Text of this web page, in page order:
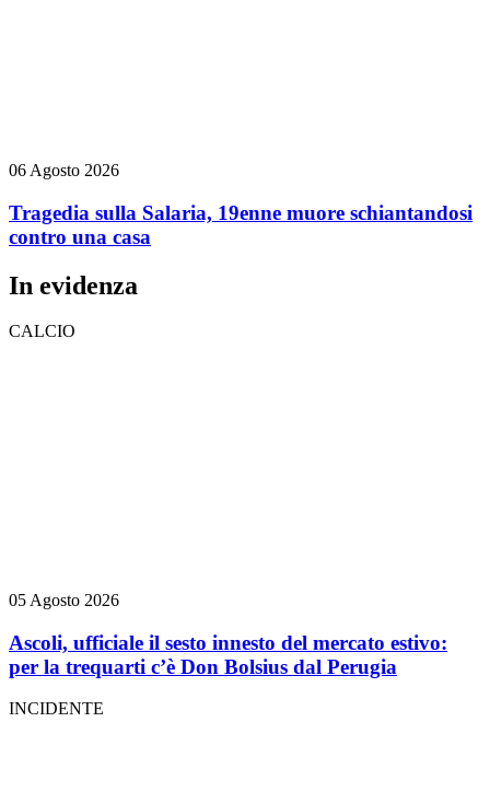
06 Agosto 2026
Tragedia sulla Salaria, 19enne muore schiantandosi
contro una casa
In evidenza
CALCIO
05 Agosto 2026
Ascoli, ufficiale il sesto innesto del mercato estivo:
per la trequarti c’è Don Bolsius dal Perugia
INCIDENTE